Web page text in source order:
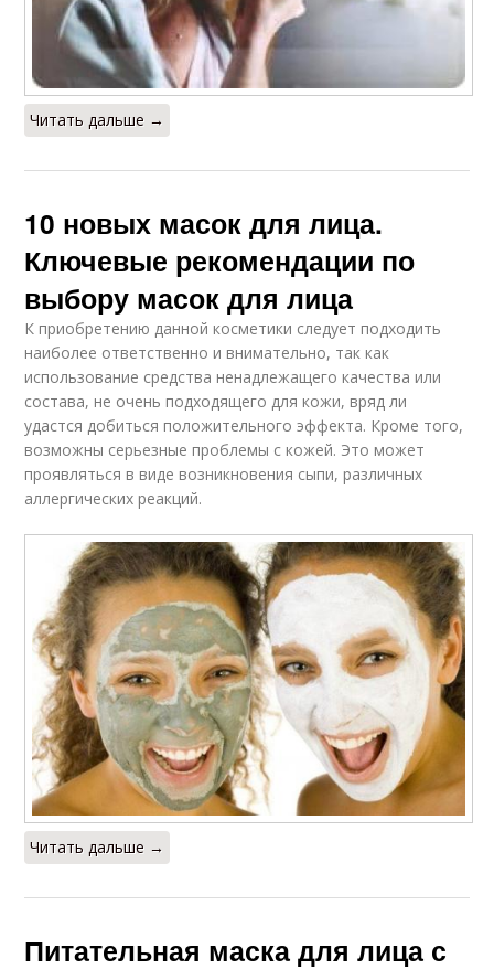
Читать дальше →
10 новых масок для лица.
Ключевые рекомендации по
выбору масок для лица
К приобретению данной косметики следует подходить
наиболее ответственно и внимательно, так как
использование средства ненадлежащего качества или
состава, не очень подходящего для кожи, вряд ли
удастся добиться положительного эффекта. Кроме того,
возможны серьезные проблемы с кожей. Это может
проявляться в виде возникновения сыпи, различных
аллергических реакций.
Читать дальше →
Питательная маска для лица с